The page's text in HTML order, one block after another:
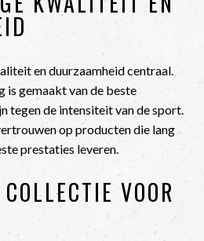
en duurzaamheid centraal.
gemaakt van de beste
tegen de intensiteit van de sport.
op producten die lang
prestaties leveren.
VOOR